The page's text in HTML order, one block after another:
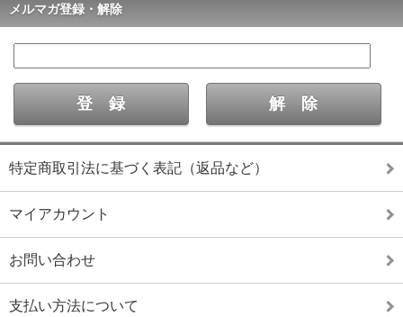
メルマガ登録・解除
特定商取引法に基づく表記（返品など）
マイアカウント
お問い合わせ
支払い方法について